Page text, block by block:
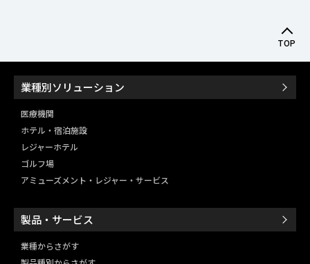
TOP
業種別ソリューション
医療機関
ホテル・宿泊施設
レジャーホテル
ゴルフ場
アミューズメント・レジャー・ サービス
製品・サービス
業種からさがす